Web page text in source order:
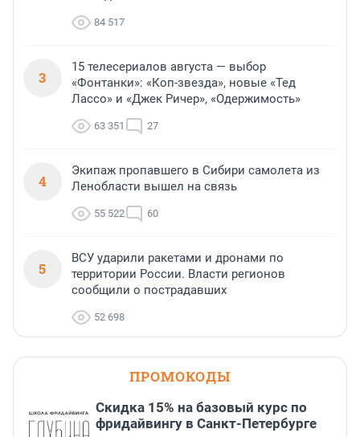
84 517
3
15 телесериалов августа — выбор
«Фонтанки»: «Коп-звезда», новые «Тед
Лассо» и «Джек Ричер», «Одержимость»
63 351 27
4
Экипаж пропавшего в Сибири самолета из
Ленобласти вышел на связь
55 522 60
5
ВСУ ударили ракетами и дронами по
территории России. Власти регионов
сообщили о пострадавших
52 698
ПРОМОКОДЫ
Скидка 15% на базовый курс по
фридайвингу в Санкт-Петербурге